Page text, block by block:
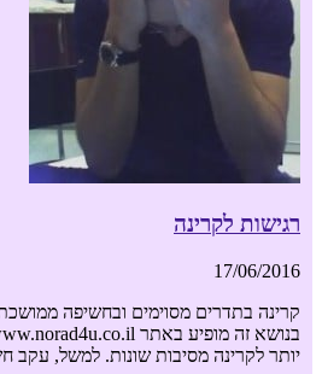
רגישות לקרינה
17/06/2016
קרינה בתדרים מסוימים ובחשיפה
יותר לקרינה מסיבות שונות. למשל, עקב